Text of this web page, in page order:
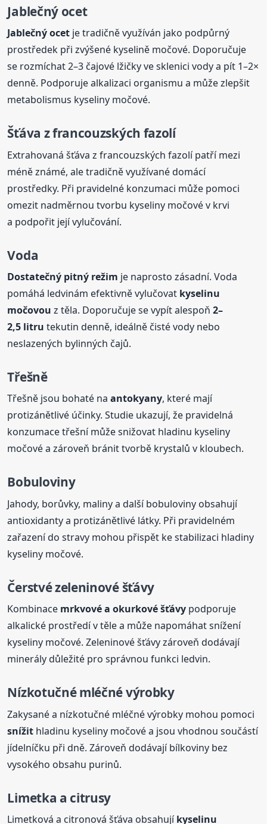
Jablečný ocet
Jablečný ocet je tradičně využíván jako podpůrný
prostředek při zvýšené kyselině močové. Doporučuje
se rozmíchat 2–3 čajové lžičky ve sklenici vody a pít 1–2×
denně. Podporuje alkalizaci organismu a může zlepšit
metabolismus kyseliny močové.
Šťáva z francouzských fazolí
Extrahovaná šťáva z francouzských fazolí patří mezi
méně známé, ale tradičně využívané domácí
prostředky. Při pravidelné konzumaci může pomoci
omezit nadměrnou tvorbu kyseliny močové v krvi
a podpořit její vylučování.
Voda
Dostatečný pitný režim je naprosto zásadní. Voda
pomáhá ledvinám efektivně vylučovat kyselinu
močovou z těla. Doporučuje se vypít alespoň2–
2,5 litru tekutin denně, ideálně čisté vody nebo
neslazených bylinných čajů.
Třešně
Třešně jsou bohaté naantokyany, které mají
protizánětlivé účinky. Studie ukazují, že pravidelná
konzumace třešní může snižovat hladinu kyseliny
močové a zároveň bránit tvorbě krystalů v kloubech.
Bobuloviny
Jahody, borůvky, maliny a další bobuloviny obsahují
antioxidanty a protizánětlivé látky. Při pravidelném
zařazení do stravy mohou přispět ke stabilizaci hladiny
kyseliny močové.
Čerstvé zeleninové šťávy
Kombinace mrkvové a okurkové šťávy podporuje
alkalické prostředí v těle a může napomáhat snížení
kyseliny močové. Zeleninové šťávy zároveň dodávají
minerály důležité pro správnou funkci ledvin.
Nízkotučné mléčné výrobky
Zakysané a nízkotučné mléčné výrobky mohou pomoci
snížit hladinu kyseliny močové a jsou vhodnou součástí
jídelníčku při dně. Zároveň dodávají bílkoviny bez
vysokého obsahu purinů.
Limetka a citrusy
Limetková a citronová šťáva obsahujíkyselinu